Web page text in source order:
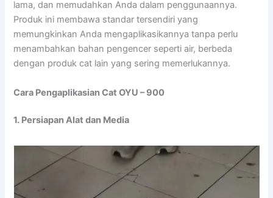
lama, dan memudahkan Anda dalam penggunaannya.
Produk ini membawa standar tersendiri yang
memungkinkan Anda mengaplikasikannya tanpa perlu
menambahkan bahan pengencer seperti air, berbeda
dengan produk cat lain yang sering memerlukannya.
Cara Pengaplikasian Cat OYU – 900
1. Persiapan Alat dan Media